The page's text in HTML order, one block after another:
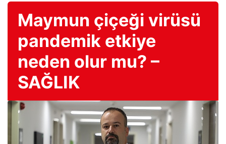
Maymun çiçeği virüsü
pandemik etkiye
neden olur mu? –
SAĞLIK